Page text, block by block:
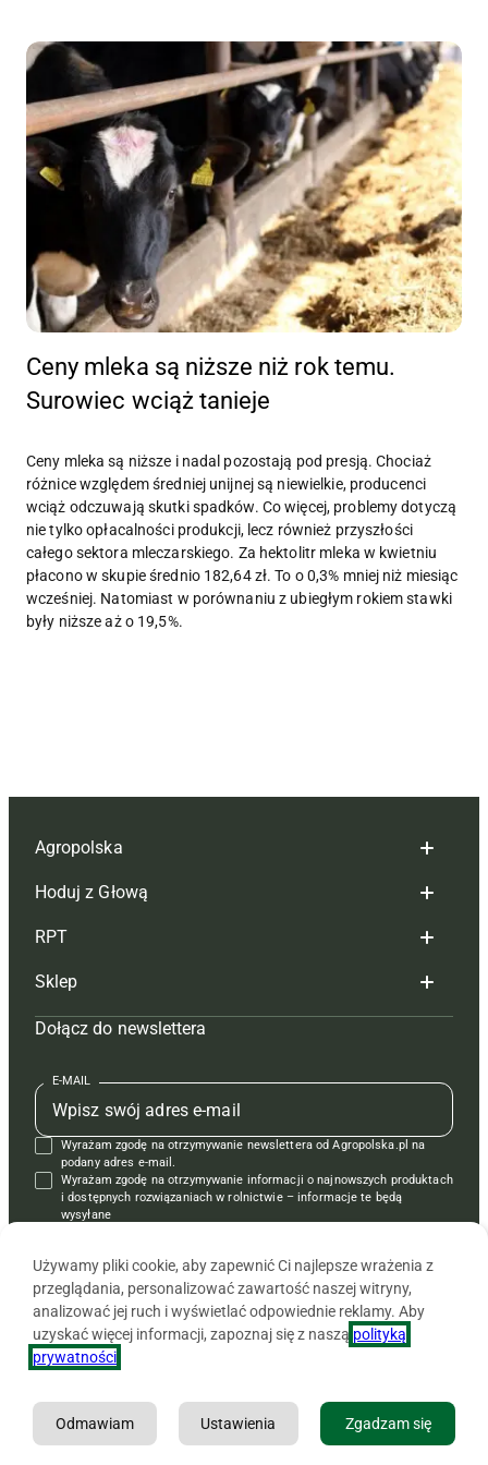
Ceny mleka są niższe niż rok temu.
Surowiec wciąż tanieje
Ceny mleka są niższe i nadal pozostają pod presją. Chociaż
różnice względem średniej unijnej są niewielkie, producenci
wciąż odczuwają skutki spadków. Co więcej, problemy dotyczą
nie tylko opłacalności produkcji, lecz również przyszłości
całego sektora mleczarskiego. Za hektolitr mleka w kwietniu
płacono w skupie średnio 182,64 zł. To o 0,3% mniej niż miesiąc
wcześniej. Natomiast w porównaniu z ubiegłym rokiem stawki
były niższe aż o 19,5%.
Agropolska
Redakcja
Reklama
Tagi
Mapa serwisu
Kontakt
Regulamin
Polityka prywatności
Hoduj z Głową
Hoduj z głową bydło
Hoduj z głową świnie
Prenumerata
Redakcja
Kontakt
Reklama
RPT
Redakcja
Prenumerata
Reklama
Kontakt
Krzyżówki
Sklep
Czasopisma i prenumerata
Książki
Regulamin
Dołącz do newslettera
E-MAIL
Wyrażam zgodę na otrzymywanie newslettera od Agropolska.pl na
podany adres e-mail.
Wyrażam zgodę na otrzymywanie informacji o najnowszych produktach
i dostępnych rozwiązaniach w rolnictwie – informacje te będą
wysyłane
Copyright © 2026 Agencja Promocji Rolnictwa i Agrobiznesu APRA
Używamy pliki cookie, aby zapewnić Ci najlepsze wrażenia z
przeglądania, personalizować zawartość naszej witryny,
analizować jej ruch i wyświetlać odpowiednie reklamy. Aby
uzyskać więcej informacji, zapoznaj się z naszą polityką
prywatności
Zgadzam się
Ustawienia
Odmawiam